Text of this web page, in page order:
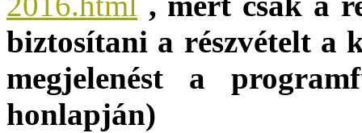
biztosítani a részvételt a
megjelenést a
honlapján)